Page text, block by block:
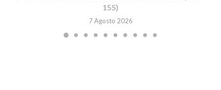
155)
7 Agosto 2026